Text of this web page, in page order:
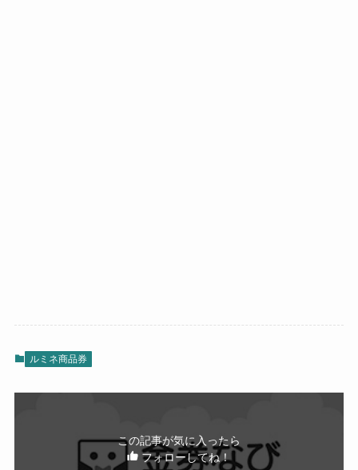
ルミネ商品券
この記事が気に入ったら
フォローしてね！